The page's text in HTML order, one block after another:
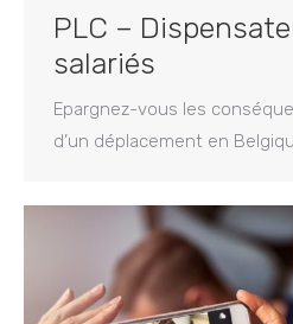
PLC –
salariés
Epargnez-vous les
d’un déplacement en